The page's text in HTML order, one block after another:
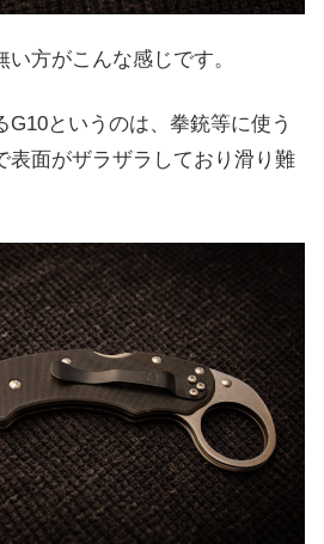
方がこんな感じです。
G10というのは、拳銃等に使う
表面がザラザラしており滑り難